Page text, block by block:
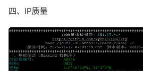
四、IP质量